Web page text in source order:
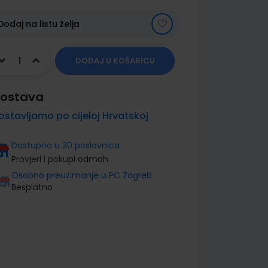
na listu želja
DODAJ U KOŠARICU
po cijeloj Hrvatskoj
Dostupno u 30 poslovnica
Provjeri i pokupi odmah
Osobno preuzimanje u PC Zagreb
Besplatno